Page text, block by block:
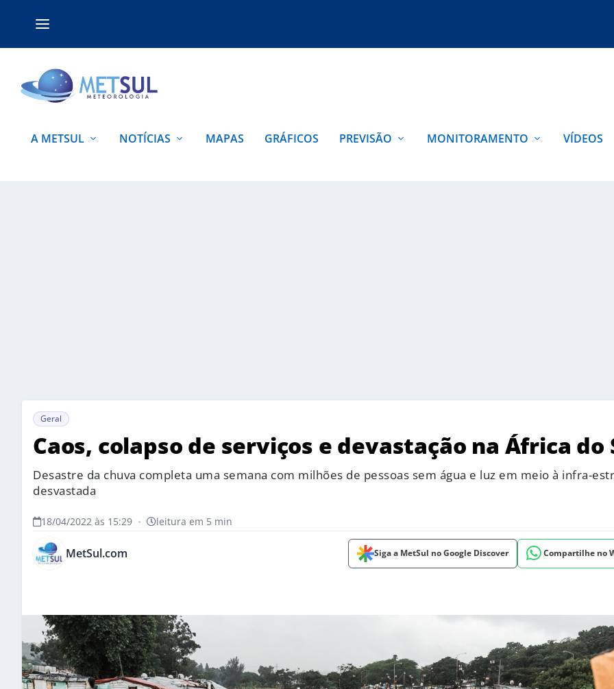
A METSUL NOTÍCIAS MAPAS GRÁFICOS PREVISÃO MONITORAMENTO VÍDEOS
Geral
Caos, colapso de serviços e devastação na África do
Desastre da chuva completa uma semana com milhões de pessoas sem água e luz em meio à infra-
desvastada
18/04/2022 às 15:29 • leitura em 5 min
MetSul.com Siga a MetSul no Google Discover Compartilhe no